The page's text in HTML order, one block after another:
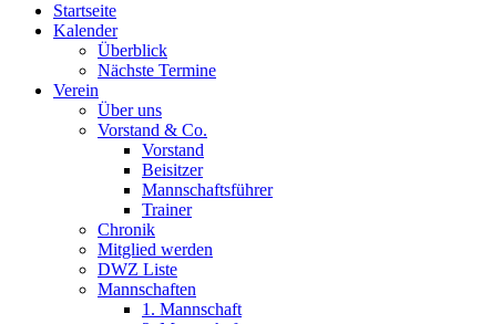
Startseite
Kalender
Überblick
Nächste Termine
Verein
Über uns
Vorstand & Co.
Vorstand
Beisitzer
Mannschaftsführer
Trainer
Chronik
Mitglied werden
DWZ Liste
Mannschaften
1. Mannschaft